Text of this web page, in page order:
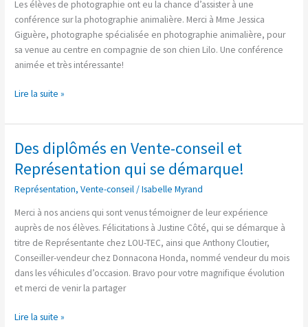
Les élèves de photographie ont eu la chance d’assister à une
conférence sur la photographie animalière. Merci à Mme Jessica
Giguère, photographe spécialisée en photographie animalière, pour
sa venue au centre en compagnie de son chien Lilo. Une conférence
animée et très intéressante!
Lire la suite »
Des diplômés en Vente-conseil et
Représentation qui se démarque!
Représentation,Vente-conseil/Isabelle Myrand
Merci à nos anciens qui sont venus témoigner de leur expérience
auprès de nos élèves. Félicitations à Justine Côté, qui se démarque à
titre de Représentante chez LOU-TEC, ainsi que Anthony Cloutier,
Conseiller-vendeur chez Donnacona Honda, nommé vendeur du mois
dans les véhicules d’occasion. Bravo pour votre magnifique évolution
et merci de venir la partager
Des
diplômés
en
Vente-
Représentation
Lire la suite »